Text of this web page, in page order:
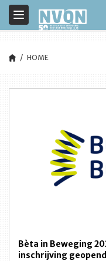
Toggle
navigation
HOME
Bèta in Beweging
inschrijving